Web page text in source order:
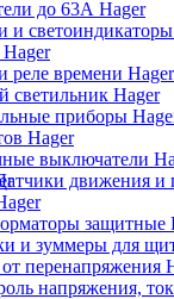
до 63А Hager
и
реле времени Hager
светильник Hager
приборы
Hager
выключатели
движения и
защитные
и зуммеры для
перенапряжения
напряжения,